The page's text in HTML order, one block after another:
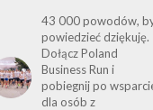
43 000 powodów,
powiedzieć dziękuję.
Dołącz Poland
Business Run i
pobiegnij po
dla osób z